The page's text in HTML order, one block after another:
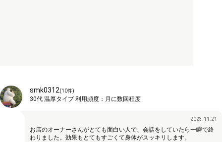
smk0312(10件)
30代 温厚タイプ利用頻度： 月に数回程度
2023.11.21
お店のオーナーさんがとても面白い人で、会話をしていたら一瞬で終
わりました。効果もとてもすごくて身体がスッキリします。